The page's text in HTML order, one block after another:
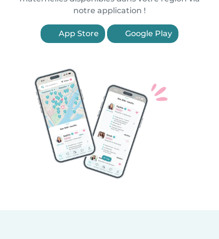
notre application !
App Store Google Play